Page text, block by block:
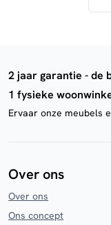
2 jaar garantie - de
1 fysieke
Ervaar onze meubels
Over ons
Over ons
Ons concept